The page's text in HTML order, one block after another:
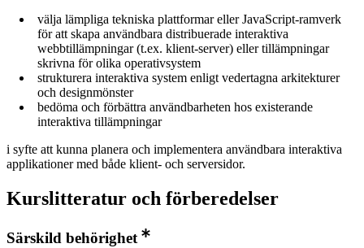
välja lämpliga tekniska plattformar eller JavaScript-ramverk
för att skapa användbara distribuerade interaktiva
webbtillämpningar (t.ex. klient-server) eller tillämpningar
skrivna för olika operativsystem
strukturera interaktiva system enligt vedertagna arkitekturer
och designmönster
bedöma och förbättra användbarheten hos existerande
interaktiva tillämpningar
i syfte att kunna planera och implementera användbara interaktiva
applikationer med både klient- och serversidor.
Kurslitteratur och förberedelser
Särskild behörighet